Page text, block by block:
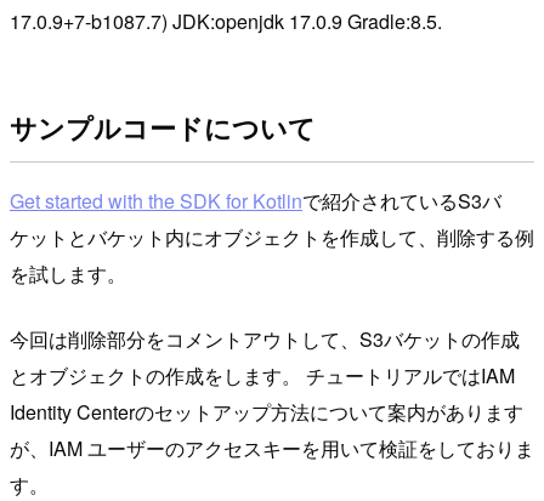
17.0.9+7-b1087.7) JDK:openjdk 17.0.9 Gradle:8.5.
サンプルコードについて
Get started with the SDK for Kotlinで紹介されているS3バ
ケットとバケット内にオブジェクトを作成して、削除する例
を試します。
今回は削除部分をコメントアウトして、S3バケットの作成
とオブジェクトの作成をします。 チュートリアルではIAM
Identity Centerのセットアップ方法について案内があります
が、IAM ユーザーのアクセスキーを用いて検証をしておりま
す。